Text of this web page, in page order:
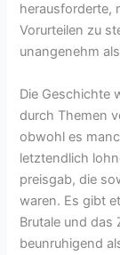
herausforderte,
Vorurteilen zu
unangenehm
Die Geschichte
durch Themen
obwohl es
letztendlich
preisgab, die
waren. Es gibt
Brutale und
beunruhigend